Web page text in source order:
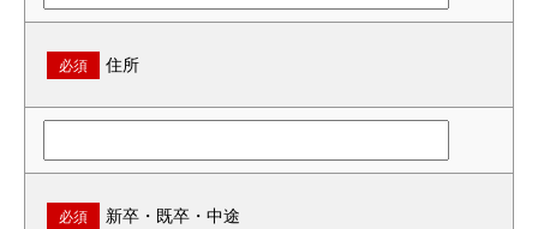
必須 住所
必須 新卒・既卒・中途